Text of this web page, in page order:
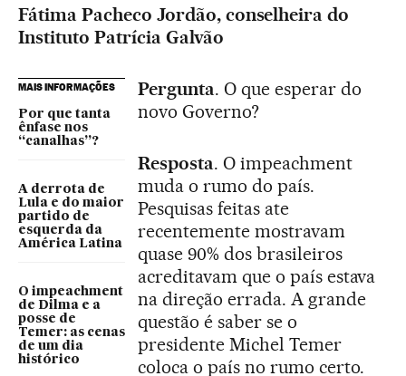
Fátima Pacheco Jordão, conselheira do
Instituto Patrícia Galvão
MAIS INFORMAÇÕES
Por que tanta
ênfase nos
“canalhas”?
A derrota de
Lula e do maior
partido de
esquerda da
América Latina
O impeachment
de Dilma e a
posse de
Temer: as cenas
de um dia
histórico
Pergunta. O que esperar do
novo Governo?
Resposta. O impeachment
muda o rumo do país.
Pesquisas feitas ate
recentemente mostravam
quase 90% dos brasileiros
acreditavam que o país estava
na direção errada. A grande
questão é saber se o
presidente Michel Temer
coloca o país no rumo certo.